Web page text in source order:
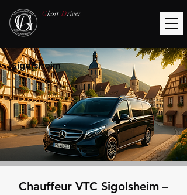
Ghost Driver
Sigolsheim
Chauffeur VTC Sigolsheim –